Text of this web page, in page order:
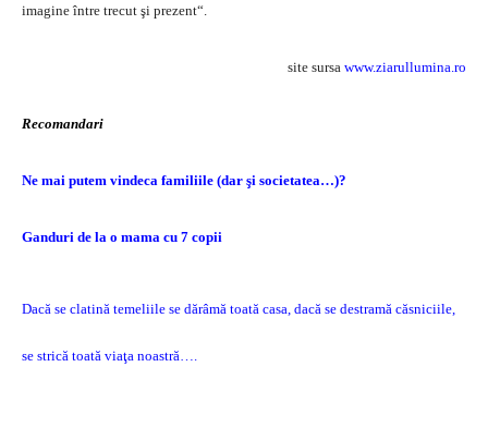
imagine între trecut şi prezent“.
site sursa www.ziarullumina.ro
Recomandari
Ne mai putem vindeca familiile (dar şi societatea…)?
Ganduri de la o mama cu 7 copii
Dacă se clatină temeliile se dărâmă toată casa, dacă se destramă căsniciile,
se strică toată viaţa noastră….